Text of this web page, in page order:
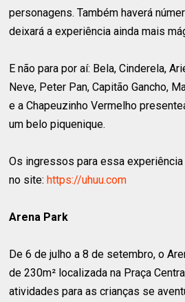
personagens. Também haverá
deixará a experiência ainda mais
E não para por aí: Bela, Cinderela,
Neve, Peter Pan, Capitão Gancho,
e a Chapeuzinho Vermelho
um belo piquenique.
Os ingressos para essa
no site:https://uhuu.com
Arena Park
De 6 de julho a 8 de setembro, o
de 230m² localizada na Praça
atividades para as crianças se